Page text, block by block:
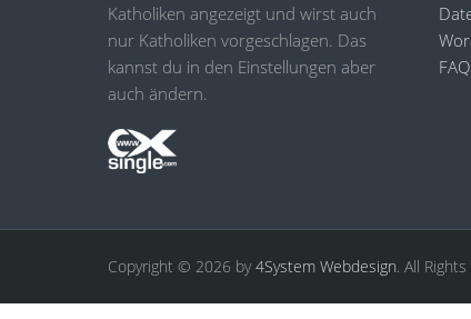
Katholiken angezeigt und wirst auch
nur Katholiken vorgeschlagen. Das
kannst du in den Einstellungen aber
auch ändern.
FAQ
Copyright © 2026 by4System Webdesign. All